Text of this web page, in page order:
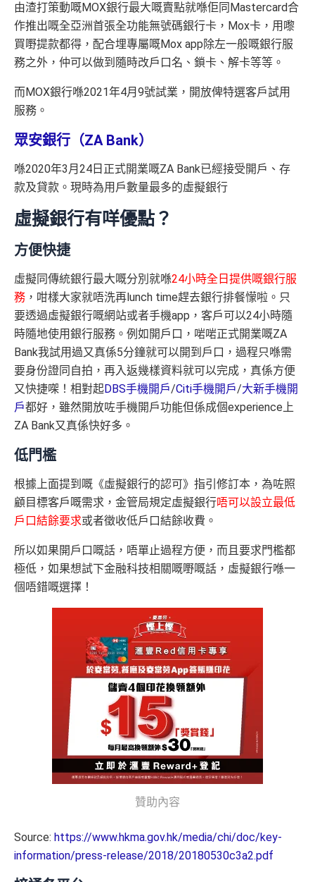
由渣打策動嘅MOX銀行最大嘅賣點就喺佢同Mastercard合
作推出嘅全亞洲首張全功能無號碼銀行卡，Mox卡，用嚟
買嘢提款都得，配合埋專屬嘅Mox app除左一般嘅銀行服
務之外，仲可以做到隨時改戶口名、鎖卡、解卡等等。
而MOX銀行喺2021年4月9號試業，開放俾特選客戶試用
服務。
眾安銀行（ZA Bank）
喺2020年3月24日正式開業嘅ZA Bank已經接受開戶、存
款及貸款。現時為用戶數量最多的虛擬銀行
虛擬銀行有咩優點？
方便快捷
虛擬同傳統銀行最大嘅分別就喺24小時全日提供嘅銀行服
務 ，咁樣大家就唔洗再lunch time趕去銀行排餐懞啦。只
要透過虛擬銀行嘅網站或者手機app，客戶可以24小時隨
時隨地使用銀行服務。例如開戶口，啱啱正式開業嘅ZA
Bank我試用過又真係5分鐘就可以開到戶口，過程只喺需
要身份證同自拍，再入返幾樣資料就可以完成，真係方便
又快捷㗎！相對起DBS手機開戶/Citi手機開戶/大新手機開
戶都好，雖然開放咗手機開戶功能但係成個experience上
ZA Bank又真係快好多。
低門檻
根據上面提到嘅《虛擬銀行的認可》指引修訂本，為咗照
顧目標客戶嘅需求，金管局規定虛擬銀行唔可以設立最低
戶口結餘要求或者徵收低戶口結餘收費。
所以如果開戶口嘅話，唔單止過程方便，而且要求門檻都
極低，如果想試下金融科技相關嘅嘢嘅話，虛擬銀行喺一
個唔錯嘅選擇！
贊助內容
Source: https://www.hkma.gov.hk/media/chi/doc/key-
information/press-release/2018/20180530c3a2.pdf